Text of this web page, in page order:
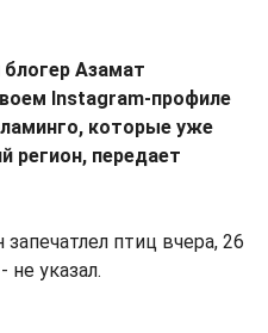
блогер Азамат
Instagram-профиле
которые уже
регион, передает
птиц вчера, 26
не указал.